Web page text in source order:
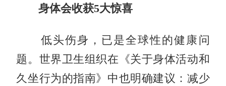
身体会收获5大惊喜
低头伤身，已是全球性的健康问
题。世界卫生组织在《关于身体活动和
久坐行为的指南》中也明确建议：减少